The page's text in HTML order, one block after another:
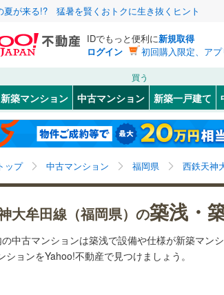
が来る!? 猛暑を賢くおトクに生き抜くヒント
IDでもっと便利に新規取得
ログイン
初回購入限定、ア
買う
新築マンション 中古マンション 新築一戸建て
ップ 中古マンション 福岡県 西鉄天神
大牟田線（福岡県）の築浅・
中古マンションは築浅で設備や仕様が新築マン
ションをYahoo!不動産で見つけましょう。
北海道
青森 岩手
東京 神奈川
長野
愛知 岐阜
市 門司区(1)
小倉北区(1)
八幡西区
0)
東区(15)
南区(3)
早良区(2 )
博多南線(0)
香椎線(3)
久大本線(0)
筑豊本線( )
九州新幹線(0)
その他 平成筑豊鉄道(0
(3) (2) (1) (
(0 ) (
り条件 リフォーム、リノベーション
リノベーション・リフォーム
（2）
共用設備
宅配ボックスあり （8
トランクルーム（0）
駐車場空きあり（近隣を含む
この検索条件の新
福岡県、
閉じ
閉じ